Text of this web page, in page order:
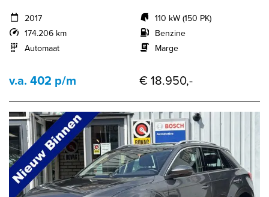
2017
174.206 km
Automaat
110 kW (150 PK)
Benzine
Marge
v.a. 402 p/m € 18.950,-